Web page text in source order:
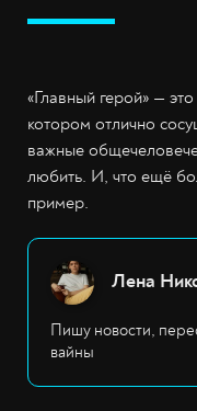
«Главный герой» —
котором отлично
важные
любить. И, что ещё
пример.
Лена
Пишу новости,
вайны